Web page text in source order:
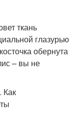
ткань
глазурью
обернута
– вы не